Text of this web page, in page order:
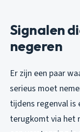
Signalen
negeren
Er zijn een paar
serieus moet
tijdens regenval
terugkomt via het